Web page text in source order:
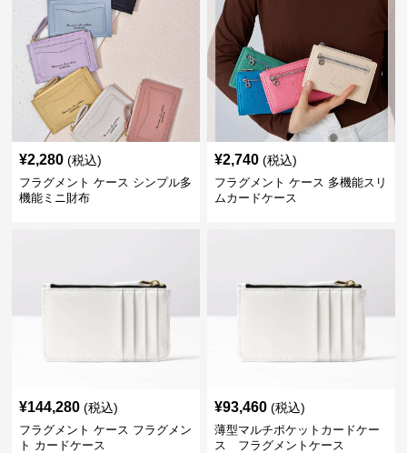
¥2,280 (税込)
フラグメント ケース シンプル多
機能ミニ財布
¥2,740 (税込)
フラグメント ケース 多機能スリ
ムカードケース
¥144,280 (税込)
フラグメント ケース フラグメン
ト カードケース
¥93,460 (税込)
薄型マルチポケットカードケー
ス フラグメントケース